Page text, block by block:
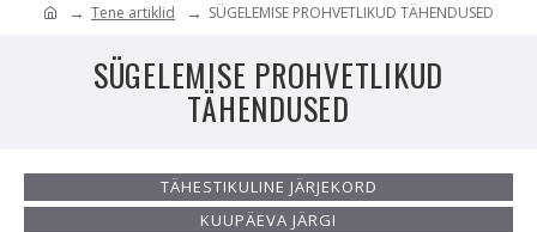
Tene artiklid SÜGELEMISE PROHVETLIKUD TÄHENDUSED
SÜGELEMISE PROHVETLIKUD
TÄHENDUSED
TÄHESTIKULINE JÄRJEKORD
KUUPÄEVA JÄRGI